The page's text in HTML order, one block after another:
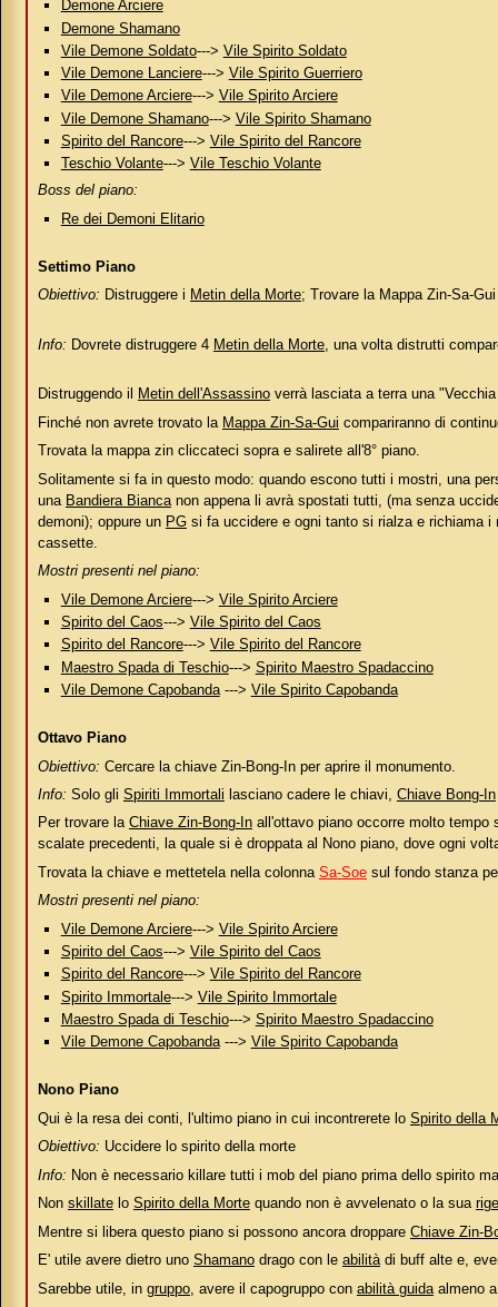
Demone Arciere
Demone Shamano
Vile Demone Soldato---> Vile Spirito Soldato
Vile Demone Lanciere---> Vile Spirito Guerriero
Vile Demone Arciere---> Vile Spirito Arciere
Vile Demone Shamano---> Vile Spirito Shamano
Spirito del Rancore---> Vile Spirito del Rancore
Teschio Volante---> Vile Teschio Volante
Boss del piano:
Re dei Demoni Elitario
Settimo Piano
Obiettivo: Distruggere i Metin della Morte; Trovare la Mappa Zin-Sa-
Info: Dovrete distruggere 4 Metin della Morte, una volta distrutti
Distruggendo il Metin dell'Assassinoverrà lasciata a terra una
Finché non avrete trovato la Mappa Zin-Sa-Gui compariranno di
Trovata la mappa zin cliccateci sopra e salirete all'8° piano.
Solitamente si fa in questo modo: quando escono tutti i mostri, una
una Bandiera Biancanon appena li avrà spostati tutti, (ma senza
demoni); oppure un PGsi fa uccidere e ogni tanto si rialza e richiama
cassette.
Mostri presenti nel piano:
Vile Demone Arciere---> Vile Spirito Arciere
Spirito del Caos---> Vile Spirito del Caos
Spirito del Rancore---> Vile Spirito del Rancore
Maestro Spada di Teschio---> Spirito Maestro Spadaccino
Vile Demone Capobanda---> Vile Spirito Capobanda
Ottavo Piano
Obiettivo: Cercare la chiave Zin-Bong-In per aprire il monumento.
Info: Solo gli Spiriti Immortali lasciano cadere le chiavi, Chiave Bong-In
Per trovare la Chiave Zin-Bong-Inall'ottavo piano occorre molto tempo
scalate precedenti, la quale si è droppata al Nono piano, dove ogni
Trovata la chiave e mettetela nella colonna Sa-Soesul fondo stanza
Mostri presenti nel piano:
Vile Demone Arciere---> Vile Spirito Arciere
Spirito del Caos---> Vile Spirito del Caos
Spirito del Rancore---> Vile Spirito del Rancore
Spirito Immortale---> Vile Spirito Immortale
Maestro Spada di Teschio---> Spirito Maestro Spadaccino
Vile Demone Capobanda---> Vile Spirito Capobanda
Nono Piano
Qui è la resa dei conti, l'ultimo piano in cui incontrerete lo Spirito della
Obiettivo: Uccidere lo spirito della morte
Info: Non è necessario killare tutti i mob del piano prima dello spirito
Non skillatelo Spirito della Mortequando non è avvelenato o la sua
Mentre si libera questo piano si possono ancora droppare Chiave Zin-
E' utile avere dietro uno Shamanodrago con le abilitàdi buff alte e,
Sarebbe utile, in gruppo, avere il capogruppo con abilità guidaalmeno a